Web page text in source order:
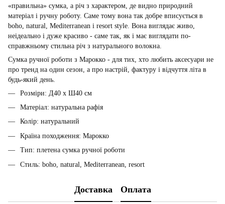
«правильна» сумка, а річ з характером, де видно природний
матеріал і ручну роботу. Саме тому вона так добре вписується в
boho, natural, Mediterranean і resort style. Вона виглядає живо,
неідеально і дуже красиво - саме так, як і має виглядати по-
справжньому стильна річ з натурального волокна.
Сумка ручної роботи з Марокко - для тих, хто любить аксесуари не
про тренд на один сезон, а про настрій, фактуру і відчуття літа в
будь-який день.
Розміри: Д40 x Ш40 см
Матеріал: натуральна рафія
Колір: натуральний
Країна походження: Марокко
Тип: плетена сумка ручної роботи
Стиль: boho, natural, Mediterranean, resort
Доставка Оплата